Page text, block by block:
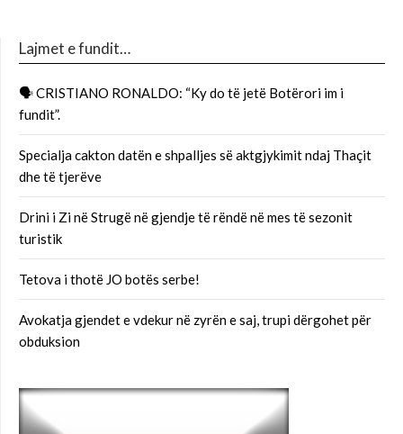
Lajmet e fundit…
🗣 CRISTIANO RONALDO: “Ky do të jetë Botërori im i
fundit”.
Specialja cakton datën e shpalljes së aktgjykimit ndaj Thaçit
dhe të tjerëve
Drini i Zi në Strugë në gjendje të rëndë në mes të sezonit
turistik
Tetova i thotë JO botës serbe!
Avokatja gjendet e vdekur në zyrën e saj, trupi dërgohet për
obduksion